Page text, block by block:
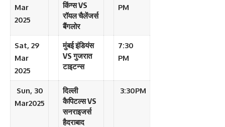
Mar
2025
किंग्स VS
रॉयल चैलेंजर्स
बैंगलोर
PM
Sat, 29
Mar
2025
मुंबई इंडियंस
VS गुजरात
टाइटन्स
7:30
PM
Sun, 30
Mar2025
दिल्ली
कैपिटल्स VS
सनराइजर्स
हैदराबाद
3:30PM